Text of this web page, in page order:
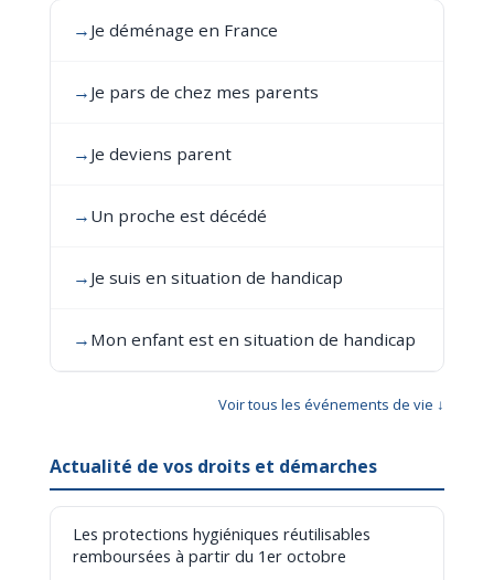
→ Je déménage en France
→ Je pars de chez mes parents
→ Je deviens parent
→ Un proche est décédé
→ Je suis en situation de handicap
→ Mon enfant est en situation de handicap
Voir tous les événements de vie ↓
Actualité de vos droits et démarches
Les protections hygiéniques réutilisables
remboursées à partir du 1er octobre